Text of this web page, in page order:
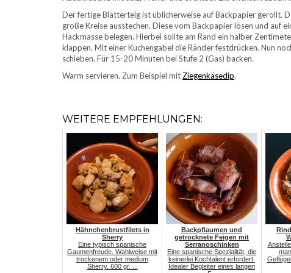
Der fertige Blätterteig ist üblicherweise auf Backpapier gerollt.
große Kreise ausstechen. Diese vom Backpapier lösen und auf
Hackmasse belegen. Hierbei sollte am Rand ein halber
klappen. Mit einer Kuchengabel die Ränder festdrücken. Nun
schieben. Für 15-20 Minuten bei Stufe 2 (Gas) backen.
Warm servieren. Zum Beispiel mit Ziegenkäsedip.
WEITERE EMPFEHLUNGEN:
Hähnchenbrustfilets in
Sherry
Eine typisch spanische
Gaumenfreude. Wahlweise mit
trockenem oder medium
Sherry. 600 gr. ...
Backpflaumen und
getrocknete Feigen mit
Serranoschinken
Eine spanische Spezialität, die
keinerlei Kochtalent erfordert.
Idealer Begleiter eines langen